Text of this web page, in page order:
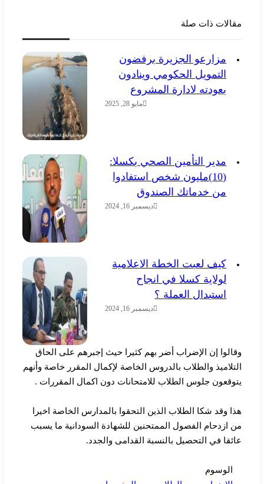
مقالات ذات صلة
مزارعو الجزيرة برفضون
التمويل الحكومي وينادون
بعودته لادارة المشروع
مايو 28, 2025
مدير التأمين الصحي بكسلا:
(10)مليون شخص استفادوا
من خدماتك الصندوق
ديسمبر 16, 2024
كيف لعبت الخطة الاعلامية
لولاية كسلا في انجاح
استبدال العملة ؟
ديسمبر 16, 2024
وقالوا إن الإضراب أضر بهم كثيرا حيث إجبرهم على الحاق
التلاميذ والطلاب بالدروس الخاصة لإكمال المقرر خاصة وأنهم
يتوقعون جلوس الطلاب للامتحانات دون اكمال المقررات .
هذا وقد شكا الطلاب الذين التحقوا بالمدارس الخاصة اخيرا
من ازدحام الفصول الممتحنين للشهادة السودانية ما يسبب
عائقا في التحصيل بالنسبة القدامى والجدد.
الوسوم